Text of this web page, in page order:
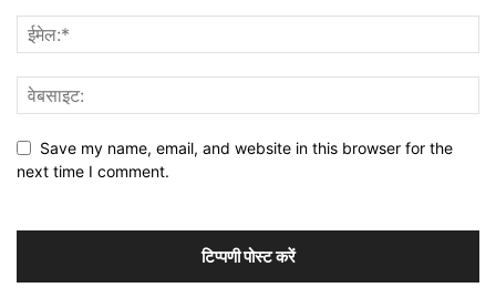
Save my name, email, and website in this browser for the
next time I comment.